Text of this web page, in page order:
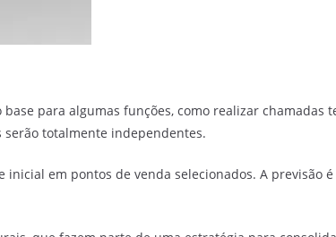
para algumas funções, como realizar chamadas
serão totalmente independentes.
em pontos de venda selecionados. A previsão